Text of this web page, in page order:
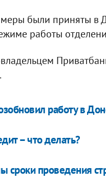
были приняты в
работы
.
работу в
– что делать?
сроки проведения